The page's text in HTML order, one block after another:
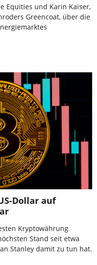
Equities und Karin Kaiser,
Greencoat, über die
Dollar auf
Kryptowährung
Stand seit etwa
Stanley damit zu tun hat.